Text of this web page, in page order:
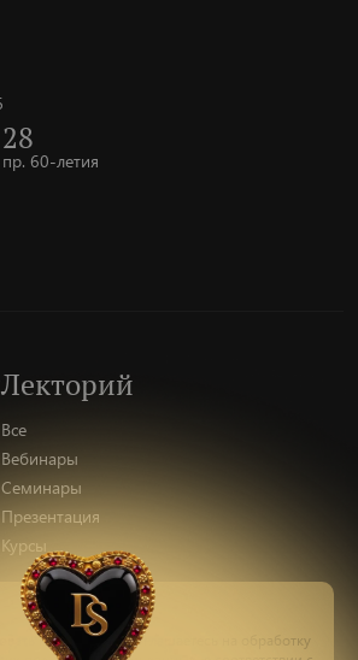
Лекторий
Все
Вебинары
Семинары
Презентация
Курсы
60-летия
наш сайт, вы соглашаетесь на обработку